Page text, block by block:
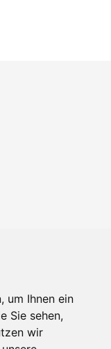
um Ihnen ein
Sie sehen,
wir